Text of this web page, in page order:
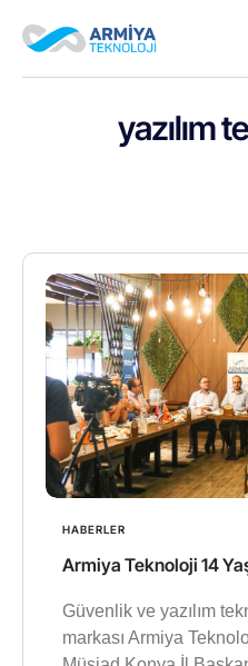
yazılım
HABERLER
Armiya Teknoloji 14
Güvenlik ve yazılım
markası Armiya